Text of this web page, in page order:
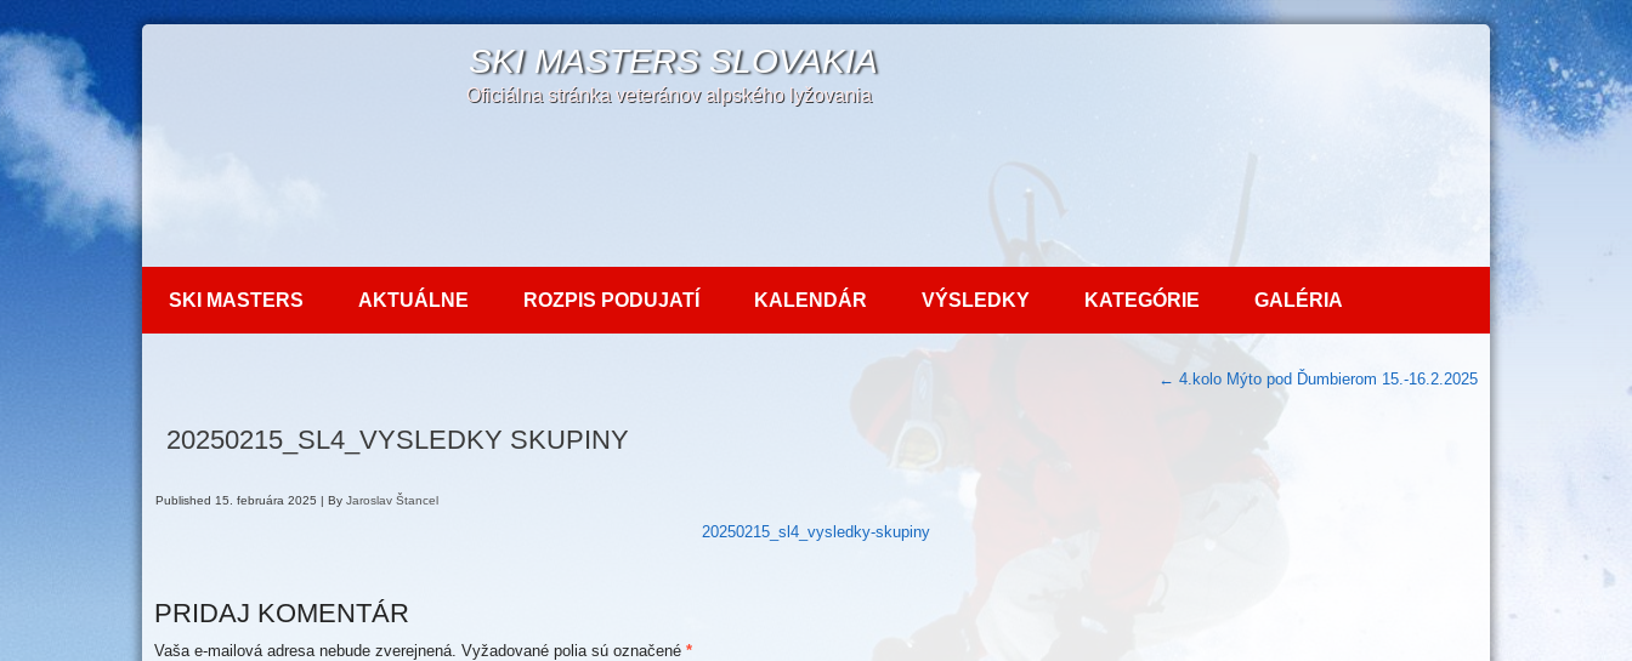
SKI MASTERS SLOVAKIA
Oficiálna stránka veteránov alpského lyžovania
SKI MASTERS AKTUÁLNE ROZPIS PODUJATÍ KALENDÁR VÝSLEDKY KATEGÓRIE GALÉRIA
← 4.kolo Mýto pod Ďumbierom 15.-16.2.2025
20250215_SL4_VYSLEDKY SKUPINY
Published 15. februára 2025 | By Jaroslav Štancel
20250215_sl4_vysledky-skupiny
PRIDAJ KOMENTÁR
Vaša e-mailová adresa nebude zverejnená. Vyžadované polia sú označené *